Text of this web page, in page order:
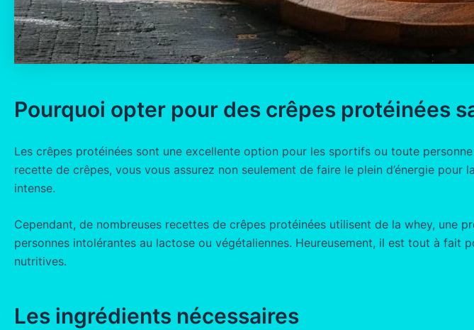
Pourquoi opter pour des crêpes protéinées
Les crêpes protéinées sont une excellente option pour les sportifs ou toute
recette de crêpes, vous vous assurez non seulement de faire le plein d’énergie
intense.
Cependant, de nombreuses recettes de crêpes protéinées utilisent de la whey, une
personnes intolérantes au lactose ou végétaliennes. Heureusement, il est tout à
nutritives.
Les ingrédients nécessaires